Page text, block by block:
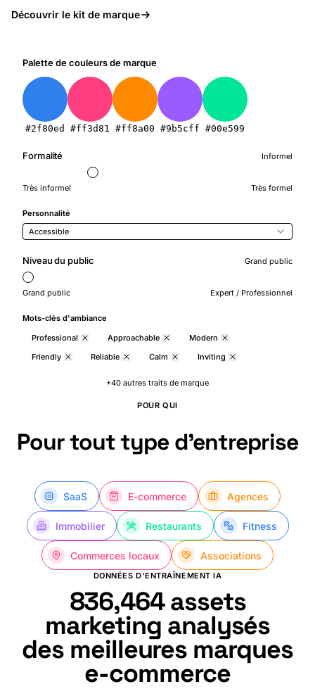
Découvrir le kit de marque
Palette de couleurs de marque
#2f80ed #ff3d81 #ff8a00 #9b5cff #00e599
Formalité Informel
Très informel Très formel
Personnalité
Accessible
Niveau du public Grand public
Grand public Expert / Professionnel
Mots-clés d'ambiance
Professional
Approachable
Modern
Friendly
Reliable Calm Inviting
+40 autres traits de marque
POUR QUI
Pour tout type d'entreprise
SaaS E-commerce Agences
Immobilier Restaurants Fitness
Commerces locaux Associations
DONNÉES D'ENTRAÎNEMENT IA
839,859assets
marketing analysés
des meilleures marques
e-commerce